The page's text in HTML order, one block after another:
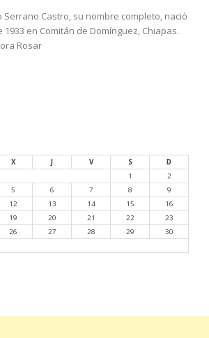
Serrano Castro, su nombre completo, nació
1933 en Comitán de Domínguez, Chiapas.
Rosar
X V S
D
1
2
5 6 7 8
9
12 13 14 15
16
19 20 21 22
23
26 27 28 29
30